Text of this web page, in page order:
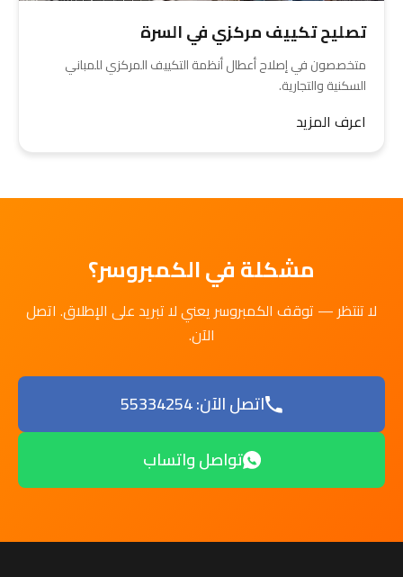
تصليح تكييف مركزي في السرة
متخصصون في إصلاح أعطال أنظمة التكييف المركزي للمباني
السكنية والتجارية.
اعرف المزيد
مشكلة في الكمبروسر؟
لا تنتظر — توقف الكمبروسر يعني لا تبريد على الإطلاق. اتصل
الآن.
اتصل الآن: 55334254
تواصل واتساب